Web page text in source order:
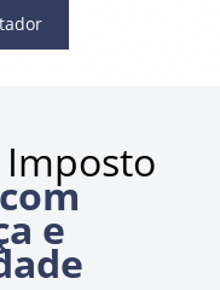
Imposto
com
e